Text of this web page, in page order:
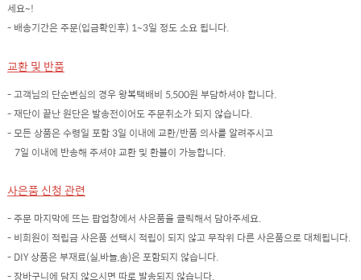
세요~!
- 배송기간은 주문(입금확인후) 1~3일 정도 소요 됩니다.
교환 및 반품
- 고객님의 단순변심의 경우 왕복택배비 5,500원 부담하셔야 합니다.
- 재단이 끝난 원단은 발송전이어도 주문취소가 되지 않습니다.
- 모든 상품은 수령일 포함 3일 이내에 교환/반품 의사를 알려주시고
7일 이내에 반송해 주셔야 교환 및 환불이 가능합니다.
사은품 신청 관련
- 주문 마지막에 뜨는 팝업창에서 사은품을 클릭해서 담아주세요.
- 비회원이 적립금 사은품 선택시 적립이 되지 않고 무작위 다른 사은품으로 대체됩니다.
- DIY 상품은 부재료(실,바늘,솜)은 포함되지 않습니다.
- 장바구니에 담지 않으시면 따로 발송되지 않습니다.